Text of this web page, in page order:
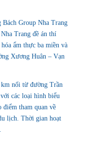
Group Nha Trang
Trang đề án thí
ẩm thực ba miền và
Xương Huân – Vạn
km nối từ đường Trần
các loại hình biểu
điểm tham quan về
lịch. Thời gian hoạt